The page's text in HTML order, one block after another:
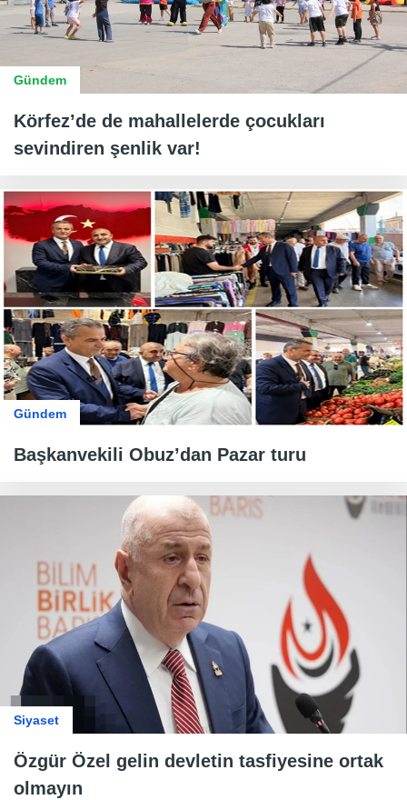
Gündem
Körfez’de de mahallelerde çocukları
sevindiren şenlik var!
Gündem
Başkanvekili Obuz’dan Pazar turu
Siyaset
Özgür Özel gelin devletin tasfiyesine ortak
olmayın